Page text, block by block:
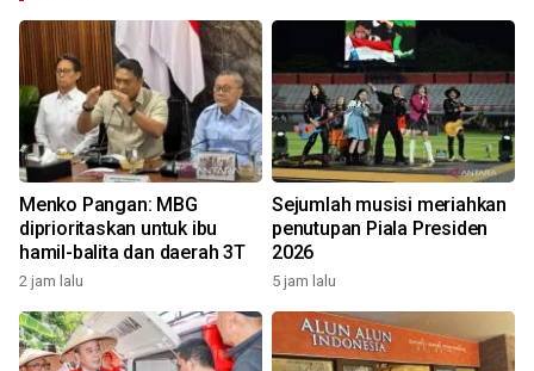
Menko Pangan: MBG
diprioritaskan untuk ibu
hamil-balita dan daerah 3T
2 jam lalu
Sejumlah musisi meriahkan
penutupan Piala Presiden
2026
5 jam lalu